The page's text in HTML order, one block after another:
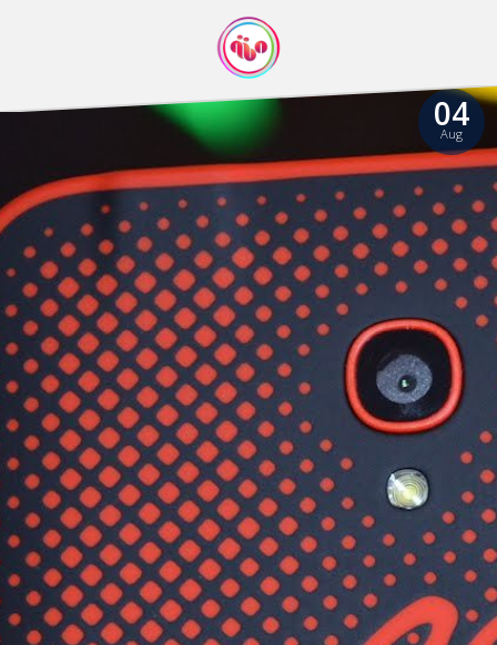
04
Aug